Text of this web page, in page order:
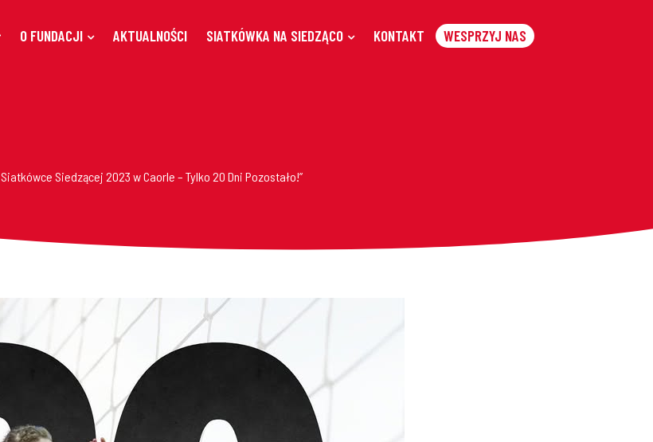
O FUNDACJI AKTUALNOŚCI SIATKÓWKA NA SIEDZĄCO KONTAKT WESPRZYJ NAS
Siedzącej 2023 w Caorle – Tylko 20 Dni Pozostało!”